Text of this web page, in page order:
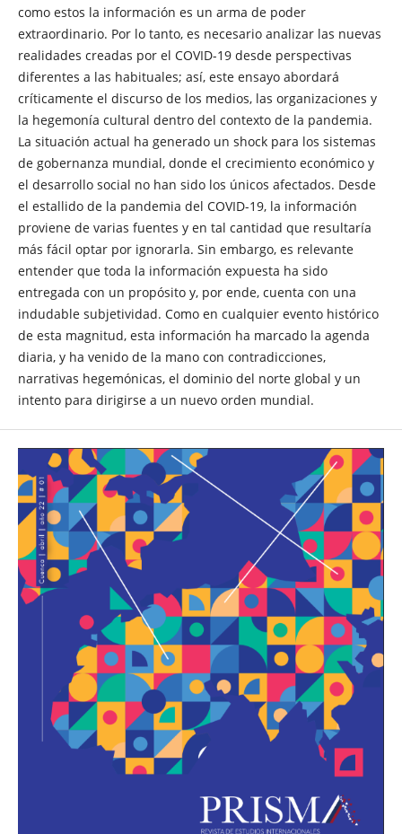
como estos la información es un arma de poder
extraordinario. Por lo tanto, es necesario analizar las nuevas
realidades creadas por el COVID-19 desde perspectivas
diferentes a las habituales; así, este ensayo abordará
críticamente el discurso de los medios, las organizaciones y
la hegemonía cultural dentro del contexto de la pandemia.
La situación actual ha generado un shock para los sistemas
de gobernanza mundial, donde el crecimiento económico y
el desarrollo social no han sido los únicos afectados. Desde
el estallido de la pandemia del COVID-19, la información
proviene de varias fuentes y en tal cantidad que resultaría
más fácil optar por ignorarla. Sin embargo, es relevante
entender que toda la información expuesta ha sido
entregada con un propósito y, por ende, cuenta con una
indudable subjetividad. Como en cualquier evento histórico
de esta magnitud, esta información ha marcado la agenda
diaria, y ha venido de la mano con contradicciones,
narrativas hegemónicas, el dominio del norte global y un
intento para dirigirse a un nuevo orden mundial.